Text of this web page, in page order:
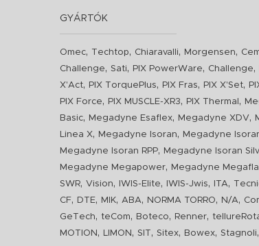
GYÁRTÓK
Omec, Techtop, Chiaravalli, Morgensen,
Challenge,Sati, PIX PowerWare, Challenge,
X'Act, PIX TorquePlus, PIX Fras, PIX X'Set,
PIX Force, PIX MUSCLE-XR3, PIX Thermal ,
Basic, Megadyne Esaflex, Megadyne XDV,
Linea X, Megadyne Isoran, Megadyne
Megadyne Isoran RPP, Megadyne Isoran
Megadyne Megapower, Megadyne
SWR,Vision, IWIS-Elite, IWIS-Jwis, ITA,
CF, DTE, MIK, ABA, NORMA TORRO, N/A,
GeTech, teCom, Boteco, Renner,
MOTION , LIMON ,SIT,Sitex, Bowex,Stagnoli,